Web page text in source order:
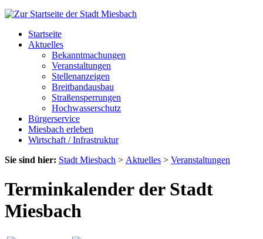
Startseite
Aktuelles
Bekanntmachungen
Veranstaltungen
Stellenanzeigen
Breitbandausbau
Straßensperrungen
Hochwasserschutz
Bürgerservice
Miesbach erleben
Wirtschaft / Infrastruktur
Sie sind hier: Stadt Miesbach > Aktuelles > Veranstaltungen
Terminkalender der Stadt
Miesbach